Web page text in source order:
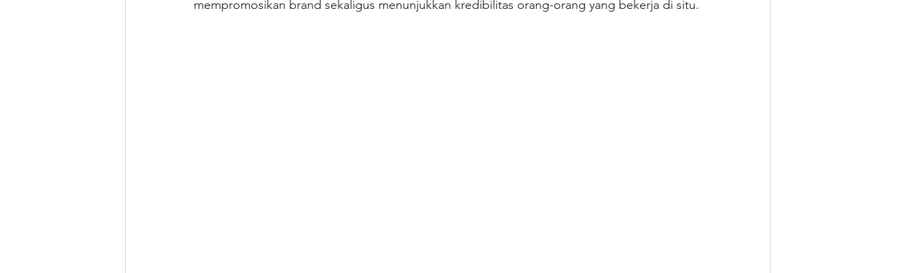
mempromosikan brand sekaligus menunjukkan kredibilitas orang-orang yang bekerja di situ.